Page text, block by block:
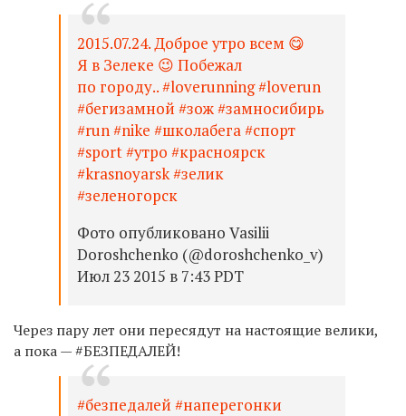
2015.07.24. Доброе утро всем 😋
Я в Зелеке 😉 Побежал
по городу.. #loverunning #loverun
#бегизамной #зож #замносибирь
#run #nike #школабега #спорт
#sport #утро #красноярск
#krasnoyarsk #зелик
#зеленогорск
Фото опубликовано Vasilii
Doroshchenko (@doroshchenko_v)
Июл 23 2015 в 7:43 PDT
Через пару лет они пересядут на настоящие велики,
а пока — #БЕЗПЕДАЛЕЙ!
#безпедалей #наперегонки